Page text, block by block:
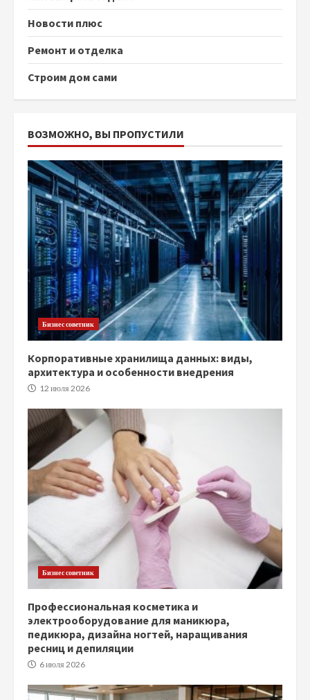
Новости плюс
Ремонт и отделка
Строим дом сами
ВОЗМОЖНО, ВЫ ПРОПУСТИЛИ
Бизнес советник
Корпоративные хранилища данных: виды,
архитектура и особенности внедрения
12 июля 2026
Бизнес советник
Профессиональная косметика и
электрооборудование для маникюра,
педикюра, дизайна ногтей, наращивания
ресниц и депиляции
6 июля 2026